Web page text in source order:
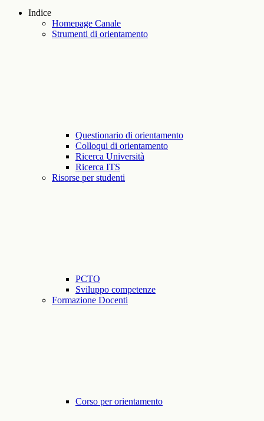
Indice
Homepage Canale
Strumenti di orientamento
Questionario di orientamento
Colloqui di orientamento
Ricerca Università
Ricerca ITS
Risorse per studenti
PCTO
Sviluppo competenze
Formazione Docenti
Corso per orientamento